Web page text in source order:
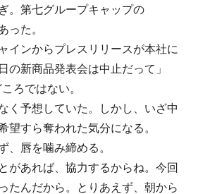
。第七グループキャップの
った。
インからプレスリリースが本社に
新商品発表会は中止だって」
ろではない。
く予想していた。しかし、いざ中
望すら奪われた気分になる。
唇を噛み締める。
があれば、協力するからね。今回
たんだから。とりあえず、朝から